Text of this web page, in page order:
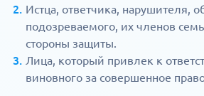
Истца, ответчика, нарушителя,
подозреваемого, их членов
стороны защиты.
Лица, который привлек к
виновного за совершенное